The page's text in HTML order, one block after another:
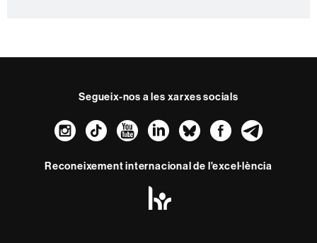
Segueix-nos a les xarxes socials
Instagram
TikTokYouTube
LinkedIn
Bluesky
Reconeixement internacional de l'excel·lència